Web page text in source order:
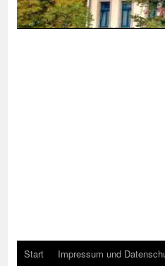
Start Impressum und